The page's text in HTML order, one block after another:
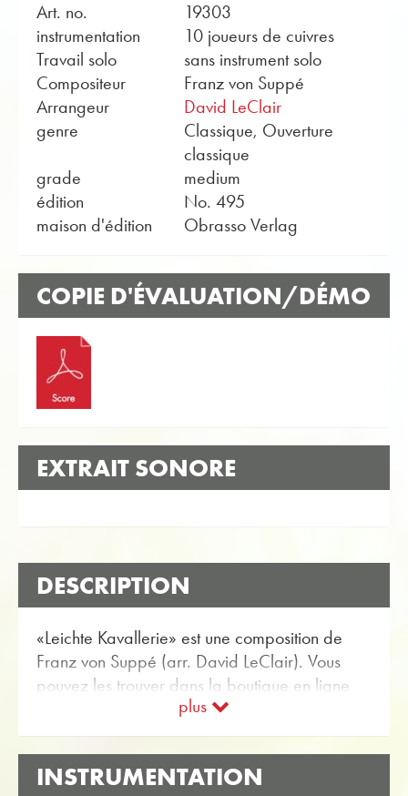
Art. no.
19303
instrumentation
10 joueurs de cuivres
Travail solo
sans instrument solo
Compositeur
Franz von Suppé
Arrangeur
David LeClair
genre
Classique, Ouverture
classique
grade
medium
édition
No. 495
maison d'édition
Obrasso Verlag
COPIE D'ÉVALUATION/DÉMO
EXTRAIT SONORE
DESCRIPTION
«Leichte Kavallerie» est une composition de
Franz von Suppé (arr. David LeClair). Vous
pouvez les trouver dans la boutique en ligne
Obrasso Partitions pour Ensemble de cuivres
avec l'article no. 19303 disponible. La partition
est classée dans Niveau de difficulté C
(moyen). Plus musique classique pour
plus
INSTRUMENTATION